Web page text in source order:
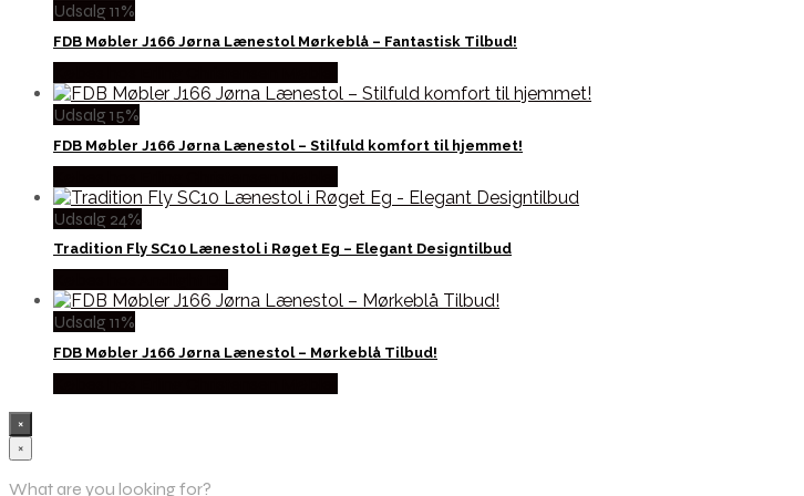
Udsalg 11%
FDB Møbler J166 Jørna Lænestol Mørkeblå – Fantastisk Tilbud!
Udsalg 15%
FDB Møbler J166 Jørna Lænestol – Stilfuld komfort til hjemmet!
Udsalg 24%
Tradition Fly SC10 Lænestol i Røget Eg – Elegant Designtilbud
Udsalg 11%
FDB Møbler J166 Jørna Lænestol – Mørkeblå Tilbud!
×
×
What are you looking for?